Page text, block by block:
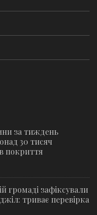
за тиждень
30 тисяч
покриття
громаді зафіксували
триває перевірка